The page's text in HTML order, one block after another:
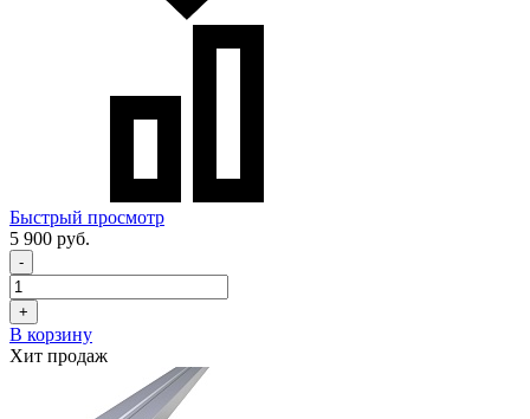
Быстрый просмотр
5 900 руб.
-
+
В корзину
Хит продаж